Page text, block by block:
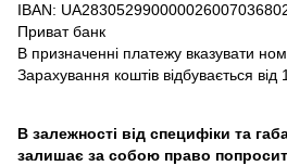
IBAN:
Приват банк
В призначенні платежу вказувати
Зарахування коштів відбувається
В залежності від специфіки та
залишає за собою право